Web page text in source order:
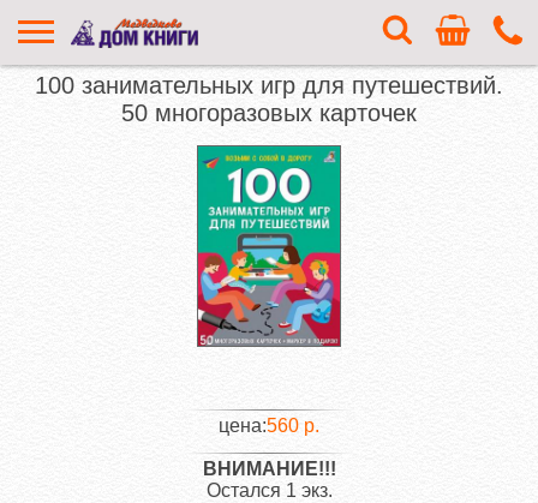
100 занимательных игр для путешествий.
50 многоразовых карточек
цена:560 р.
ВНИМАНИЕ!!!
Остался 1 экз.